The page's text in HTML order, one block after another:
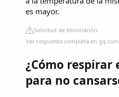
es mayor.
Solicitud de eliminación
Ver respuesta completa en
¿Cómo respirar
para no